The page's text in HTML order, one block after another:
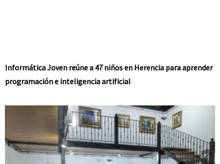
Informática Joven reúne a 47 niños en Herencia para aprender
programación e inteligencia artificial